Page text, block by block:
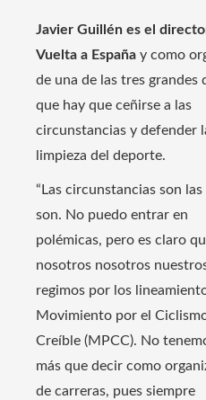
Javier Guillén es el
Vuelta a España y como
de una de las tres grandes
que hay que ceñirse a las
circunstancias y defender
limpieza del deporte.
“Las circunstancias son las
son. No puedo entrar en
polémicas, pero es claro
nosotros nosotros
regimos por los
Movimiento por el
Creíble (MPCC). No
más que decir como
de carreras, pues siempre